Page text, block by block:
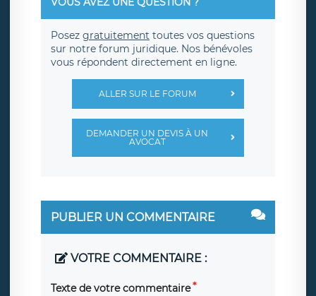
Posez gratuitement toutes vos questions
sur notre forum juridique. Nos bénévoles
vous répondent directement en ligne.
ALLER SUR LE FORUM
DEMANDER UN DEVIS À UN
AVOCAT
PUBLIER UN COMMENTAIRE
VOTRE COMMENTAIRE :
Texte de votre commentaire